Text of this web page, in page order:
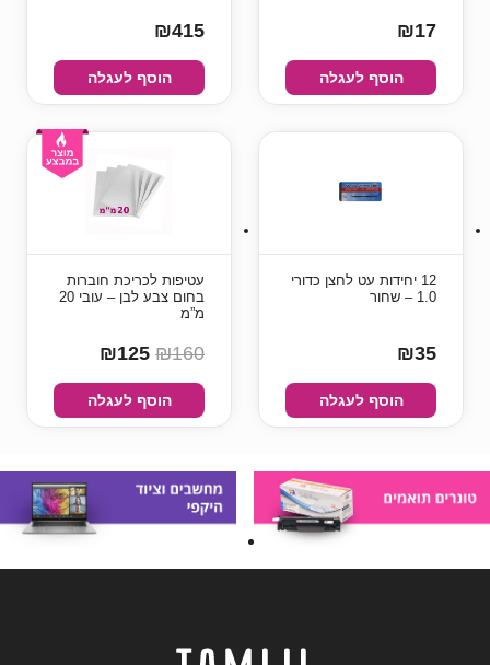
₪17
הוסף לעגלה
₪415
הוסף לעגלה
12 יחידות עט לחצן כדורי
1.0 – שחור
₪35
הוסף לעגלה
עטיפות לכריכת חוברות
בחום צבע לבן – עובי 20
מ”מ
₪160
הוסף לעגלה